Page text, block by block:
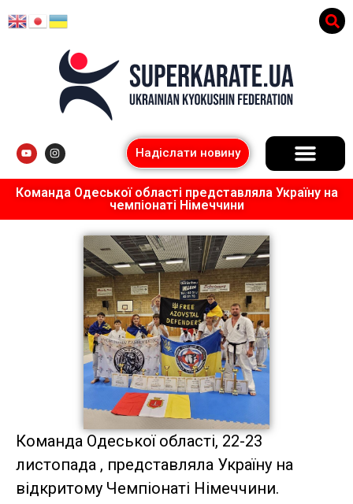
Надіслати новину
Команда Одеської області представляла Україну на
чемпіонаті Німеччини
Команда Одеської області, 22-23
листопада , представляла Україну на
відкритому Чемпіонаті Німеччини.